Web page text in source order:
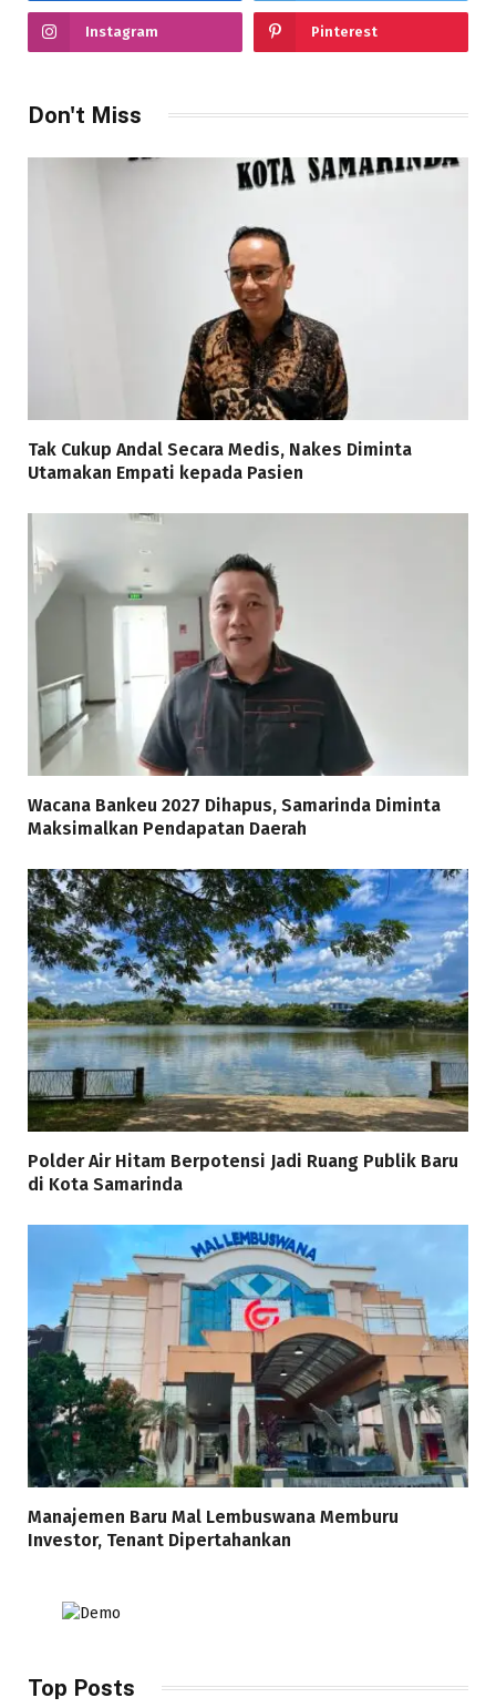
Instagram Pinterest
Don't Miss
Tak Cukup Andal Secara Medis, Nakes Diminta
Utamakan Empati kepada Pasien
Wacana Bankeu 2027 Dihapus, Samarinda Diminta
Maksimalkan Pendapatan Daerah
Polder Air Hitam Berpotensi Jadi Ruang Publik Baru
di Kota Samarinda
Manajemen Baru Mal Lembuswana Memburu
Investor, Tenant Dipertahankan
Top Posts